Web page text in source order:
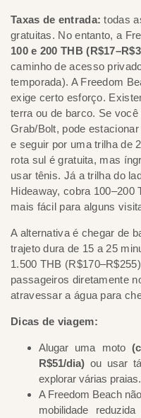
Taxas de entrada: todas
gratuitas. No entanto, a
100 e 200 THB
caminho de acesso
temporada). A Freedom
exige certo esforço.
terra ou de barco. Se
Grab/Bolt, pode
e seguir por uma trilha de
rota sul é gratuita, mas
usar tênis. Já a trilha do
Hideaway, cobra
mais fácil para alguns
A alternativa é chegar de
trajeto dura de 15 a 25
1.500 THB
passageiros diretamente
atravessar a água para
Dicas de viagem:
Alugar uma moto
R$51/dia) ou usar
explorar várias praias.
A Freedom Beach
mobilidade